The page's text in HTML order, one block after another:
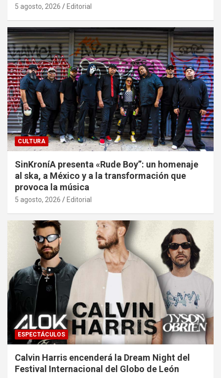
5 agosto, 2026 Editorial
CULTURA
SinKroníA presenta «Rude Boy”: un homenaje
al ska, a México y a la transformación que
provoca la música
5 agosto, 2026 Editorial
ESPECTÁCULOS
Calvin Harris encenderá la Dream Night del
Festival Internacional del Globo de León